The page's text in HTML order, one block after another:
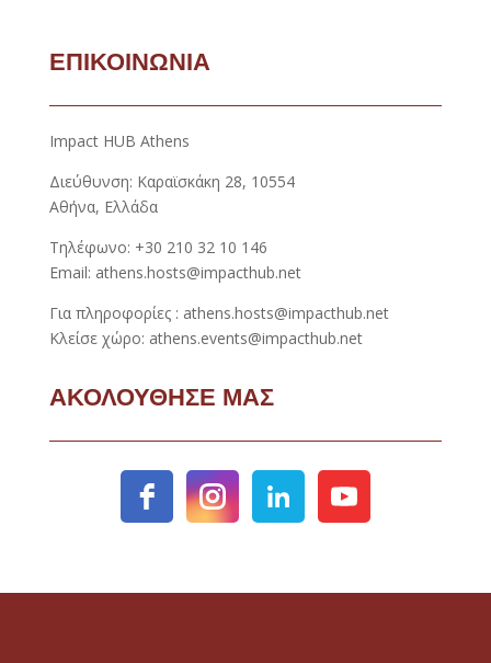
ΕΠΙΚΟΙΝΩΝΙΑ
Impact HUB Athens
Διεύθυνση: Καραϊσκάκη 28, 10554
Αθήνα, Ελλάδα
Τηλέφωνο: +30 210 32 10 146
Email: athens.hosts@impacthub.net
Για πληροφορίες : athens.hosts@impacthub.net
Κλείσε χώρο: athens.events@impacthub.net
ΑΚΟΛΟΥΘΗΣΕ ΜΑΣ